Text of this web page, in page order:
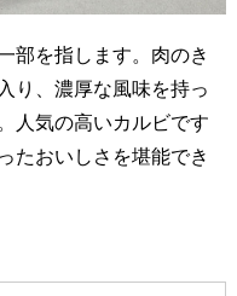
部を指します。肉のき
り、濃厚な風味を持っ
人気の高いカルビです
たおいしさを堪能でき